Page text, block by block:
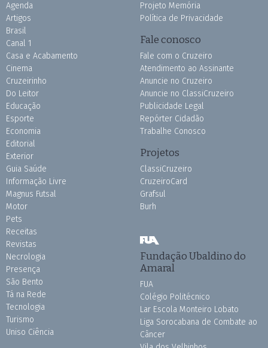
Agenda
Artigos
Brasil
Canal 1
Casa e Acabamento
Cinema
Cruzeirinho
Do Leitor
Educação
Esporte
Economia
Editorial
Exterior
Guia Saúde
Informação Livre
Magnus Futsal
Motor
Pets
Receitas
Revistas
Necrologia
Presença
São Bento
Tá na Rede
Tecnologia
Turismo
Uniso Ciência
Projeto Memória
Política de Privacidade
Fale conosco
Fale com o Cruzeiro
Atendimento ao Assinante
Anuncie no Cruzeiro
Anuncie no ClassiCruzeiro
Publicidade Legal
Repórter Cidadão
Trabalhe Conosco
Projetos
ClassiCruzeiro
CruzeiroCard
Grafsul
Burh
Fundação Ubaldino do
Amaral
FUA
Colégio Politécnico
Lar Escola Monteiro Lobato
Liga Sorocabana de Combate ao
Câncer